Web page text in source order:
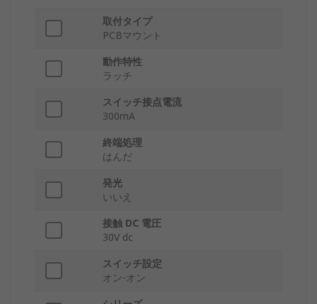
取付タイプ
PCBマウント
動作特性
ラッチ
スイッチ接点電流
300mA
終端処理
はんだ
発光
いいえ
接触 DC 電圧
30V dc
スイッチ設定
オン-オン